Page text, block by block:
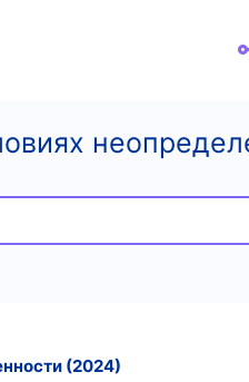
(2024)